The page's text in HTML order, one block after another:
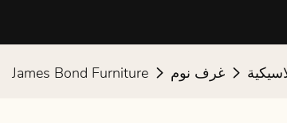
James Bond Furniture غرف نوم